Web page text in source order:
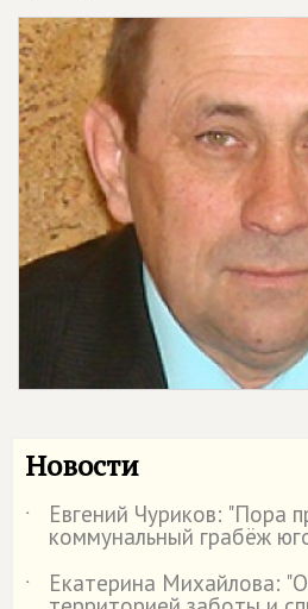
Новости
˙ Евгений Чуриков: "Пора
коммунальный грабёж
˙
Екатерина Михайлова: